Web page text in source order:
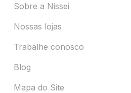
Sobre a Nissei
Nossas lojas
Trabalhe conosco
Blog
Mapa do Site